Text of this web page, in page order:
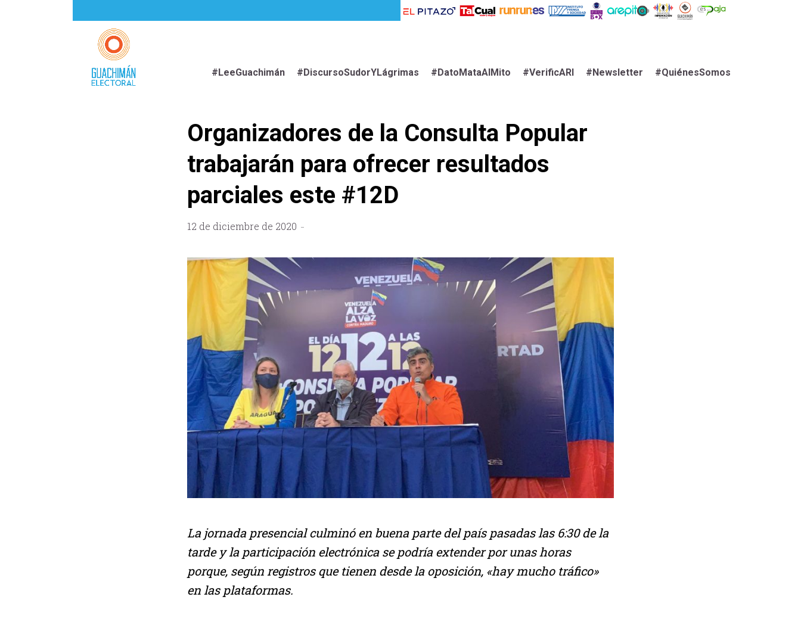
#LeeGuachimán #DiscursoSudorYLágrimas #DatoMataAlMito #VerificARI #Newsletter #QuiénesSomos
Organizadores de la Consulta Popular
trabajarán para ofrecer resultados
parciales este #12D
12 de diciembre de 2020
La jornada presencial culminó en buena parte del país pasadas las 6:30 de la
tarde y la participación electrónica se podría extender por unas horas
porque, según registros que tienen desde la oposición, «hay mucho tráfico»
en las plataformas.